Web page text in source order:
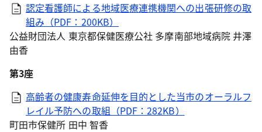
認定看護師による地域医療連携機関への出張研修の取
組み（PDF：200KB）
公益財団法人 東京都保健医療公社 多摩南部地域病院 井澤
由香
第3座
高齢者の健康寿命延伸を目的とした当市のオーラルフ
レイル予防への取組（PDF：282KB）
町田市保健所 田中 智香